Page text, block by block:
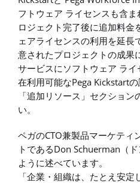
フトウェア ライセンスも含
ロジェクト完了後に追加料金
ェアライセンスの利用を延長
意されたプロジェクトの成果
サービスにソフトウェア ラ
在利用可能なPega Kickstart
「追加リソース」セクショ
い。
ペガのCTO兼製品マーケティ
トであるDon Schuerman（
ように述べています。
「企業・組織は、たとえ安